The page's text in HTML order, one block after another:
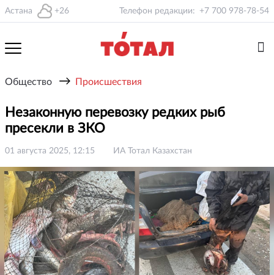
Астана +26 Телефон редакции: +7 700 978-78-54
Общество → Происшествия
Незаконную перевозку редких рыб
пресекли в ЗКО
01 августа 2025, 12:15 ИА Тотал Казахстан